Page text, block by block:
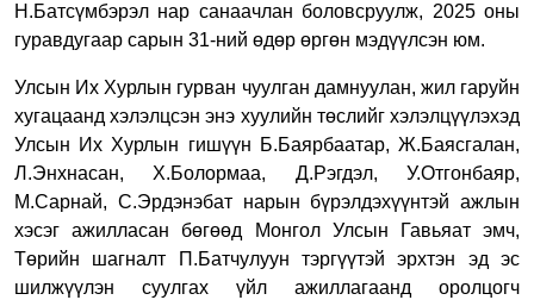
Н.Батсүмбэрэл нар санаачлан боловсруулж, 2025 оны
гуравдугаар сарын 31-ний өдөр өргөн мэдүүлсэн юм.
Улсын Их Хурлын гурван чуулган дамнуулан, жил гаруйн
хугацаанд хэлэлцсэн энэ хуулийн төслийг хэлэлцүүлэхэд
Улсын Их Хурлын гишүүн Б.Баярбаатар, Ж.Баясгалан,
Л.Энхнасан, Х.Болормаа, Д.Рэгдэл, У.Отгонбаяр,
М.Сарнай, С.Эрдэнэбат нарын бүрэлдэхүүнтэй ажлын
хэсэг ажилласан бөгөөд Монгол Улсын Гавьяат эмч,
Төрийн шагналт П.Батчулуун тэргүүтэй эрхтэн эд эс
шилжүүлэн суулгах үйл ажиллагаанд оролцогч